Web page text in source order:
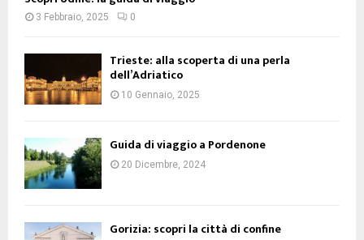
3 Febbraio, 2025 0
Trieste: alla scoperta di una perla
dell’Adriatico
10 Gennaio, 2025
Guida di viaggio a Pordenone
20 Dicembre, 2024
Gorizia: scopri la città di confine